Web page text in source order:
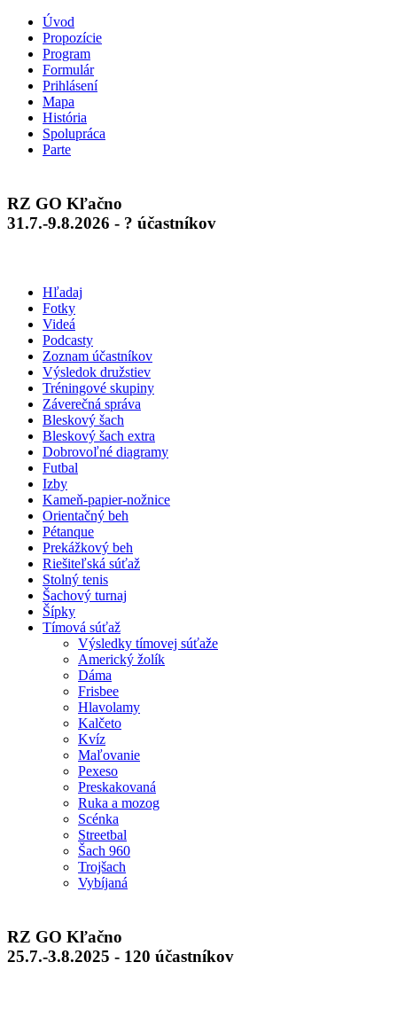
Úvod
Propozície
Program
Formulár
Prihlásení
Mapa
História
Spolupráca
Parte
RZ GO Kľačno
31.7.-9.8.2026 - ? účastníkov
Hľadaj
Fotky
Videá
Podcasty
Zoznam účastníkov
Výsledok družstiev
Tréningové skupiny
Záverečná správa
Bleskový šach
Bleskový šach extra
Dobrovoľné diagramy
Futbal
Izby
Kameň-papier-nožnice
Orientačný beh
Pétanque
Prekážkový beh
Riešiteľská súťaž
Stolný tenis
Šachový turnaj
Šípky
Tímová súťaž
Výsledky tímovej súťaže
Americký žolík
Dáma
Frisbee
Hlavolamy
Kalčeto
Kvíz
Maľovanie
Pexeso
Preskakovaná
Ruka a mozog
Scénka
Streetbal
Šach 960
Trojšach
Vybíjaná
RZ GO Kľačno
25.7.-3.8.2025 - 120 účastníkov